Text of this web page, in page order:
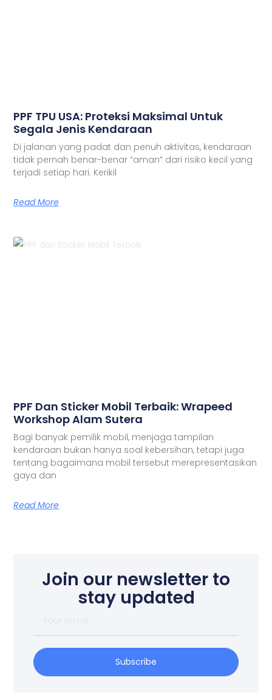
PPF TPU USA: Proteksi Maksimal Untuk
Segala Jenis Kendaraan
Di jalanan yang padat dan penuh aktivitas, kendaraan
tidak pernah benar-benar “aman” dari risiko kecil yang
terjadi setiap hari. Kerikil
Read More
PPF Dan Sticker Mobil Terbaik: Wrapeed
Workshop Alam Sutera
Bagi banyak pemilik mobil, menjaga tampilan
kendaraan bukan hanya soal kebersihan, tetapi juga
tentang bagaimana mobil tersebut merepresentasikan
gaya dan
Read More
Join our newsletter to
stay updated
email
Subscribe